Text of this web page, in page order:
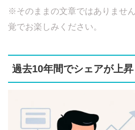
※そのままの文章ではありませ
覚でお楽しみください。
過去10年間でシェアが上昇